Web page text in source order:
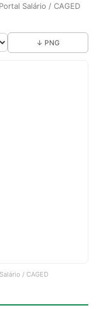
Salário / CAGED
↓ PNG
/ CAGED